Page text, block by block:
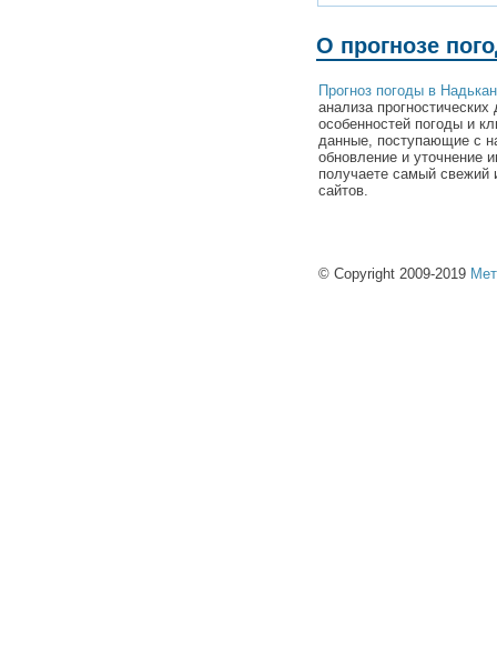
О прогнозе
Прогноз погоды в
анализа
особенностей погоды и
данные, поступающие с
обновление и уточнение
получаете самый свежий
сайтов.
© Copyright 2009-2019